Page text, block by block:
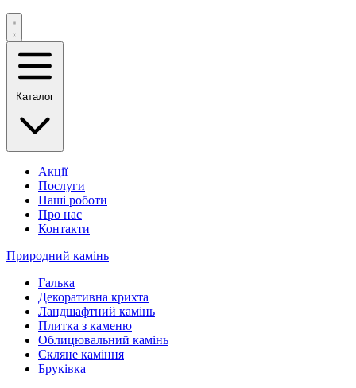
Каталог
Акції
Послуги
Наші роботи
Про нас
Контакти
Природний камінь
Галька
Декоративна крихта
Ландшафтний камінь
Плитка з каменю
Облицювальний камінь
Скляне каміння
Бруківка